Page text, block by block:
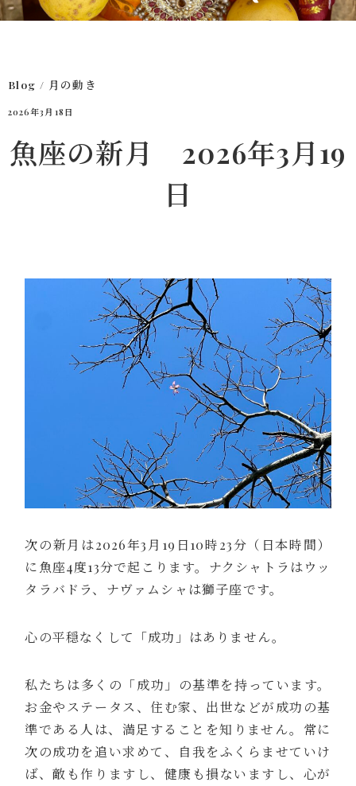
Blog / 月の動き
2026年3月18日
魚座の新月 2026年3月19
日
次の新月は2026年3月19日10時23分（日本時間）
に魚座4度13分で起こります。ナクシャトラはウッ
タラバドラ、ナヴァムシャは獅子座です。
心の平穏なくして「成功」はありません。
私たちは多くの「成功」の基準を持っています。
お金やステータス、住む家、出世などが成功の基
準である人は、満足することを知りません。常に
次の成功を追い求めて、自我をふくらませていけ
ば、敵も作りますし、健康も損ないますし、心が